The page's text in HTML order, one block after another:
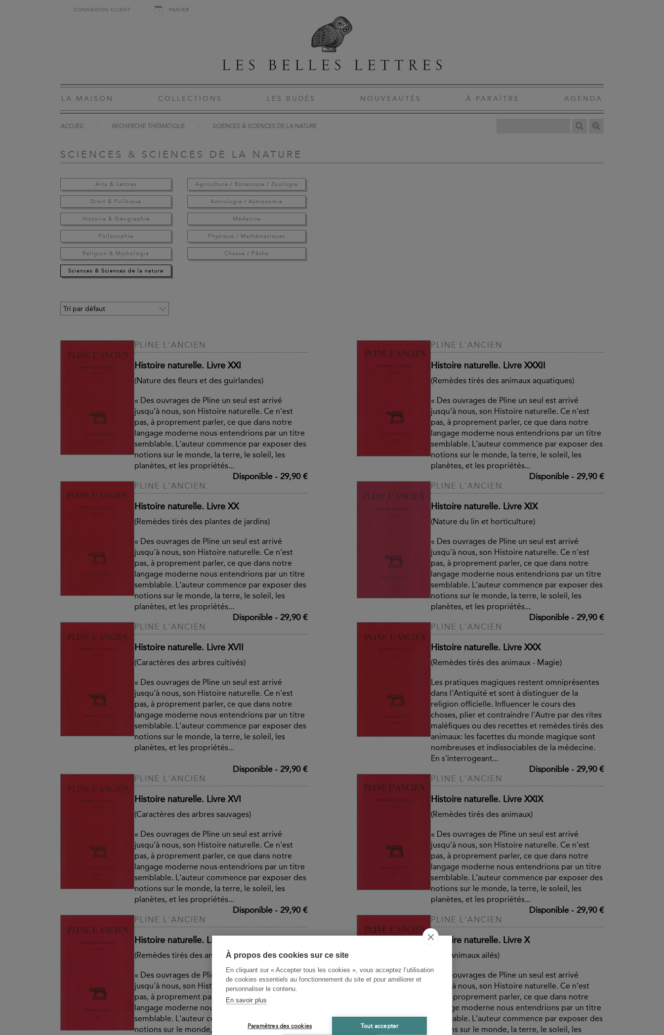
À propos des cookies sur ce site
En cliquant sur « Accepter tous les cookies », vous acceptez l’utilisation
de cookies essentiels au fonctionnement du site et pour améliorer et
personnaliser le contenu.
En savoir plus
Paramètres des cookies Tout accepter
CONNEXION CLIENT PANIER
LA MAISON COLLECTIONS LES BUDÉS NOUVEAUTÉS À PARAÎTRE AGENDA
ACCUEIL RECHERCHE THÉMATIQUE SCIENCES & SCIENCES DE LA NATURE
SCIENCES & SCIENCES DE LA NATURE
Arts & Lettres
Droit & Politique
Histoire & Géographie
Philosophie
Religion & Mythologie
Sciences & Sciences de la nature
Agriculture / Botanique / Zoologie
Astrologie / Astronomie
Médecine
Physique / Mathématiques
Chasse / Pêche
PLINE L'ANCIEN
Histoire naturelle. Livre XXI
(Nature des fleurs et des guirlandes)
« Des ouvrages de Pline un seul est arrivé
jusqu'à nous, son Histoire naturelle. Ce n'est
pas, à proprement parler, ce que dans notre
langage moderne nous entendrions par un titre
semblable. L'auteur commence par exposer des
notions sur le monde, la terre, le soleil, les
planètes, et les propriétés...
Disponible- 29,90 €
PLINE L'ANCIEN
Histoire naturelle. Livre XXXII
(Remèdes tirés des animaux aquatiques)
« Des ouvrages de Pline un seul est arrivé
jusqu'à nous, son Histoire naturelle. Ce n'est
pas, à proprement parler, ce que dans notre
langage moderne nous entendrions par un titre
semblable. L'auteur commence par exposer des
notions sur le monde, la terre, le soleil, les
planètes, et les propriétés...
Disponible- 29,90 €
PLINE L'ANCIEN
Histoire naturelle. Livre XX
(Remèdes tirés des plantes de jardins)
« Des ouvrages de Pline un seul est arrivé
jusqu'à nous, son Histoire naturelle. Ce n'est
pas, à proprement parler, ce que dans notre
langage moderne nous entendrions par un titre
semblable. L'auteur commence par exposer des
notions sur le monde, la terre, le soleil, les
planètes, et les propriétés...
Disponible- 29,90 €
PLINE L'ANCIEN
Histoire naturelle. Livre XIX
(Nature du lin et horticulture)
« Des ouvrages de Pline un seul est arrivé
jusqu'à nous, son Histoire naturelle. Ce n'est
pas, à proprement parler, ce que dans notre
langage moderne nous entendrions par un titre
semblable. L'auteur commence par exposer des
notions sur le monde, la terre, le soleil, les
planètes, et les propriétés...
Disponible- 29,90 €
PLINE L'ANCIEN
Histoire naturelle. Livre XVII
(Caractères des arbres cultivés)
« Des ouvrages de Pline un seul est arrivé
jusqu'à nous, son Histoire naturelle. Ce n'est
pas, à proprement parler, ce que dans notre
langage moderne nous entendrions par un titre
semblable. L'auteur commence par exposer des
notions sur le monde, la terre, le soleil, les
planètes, et les propriétés...
Disponible- 29,90 €
PLINE L'ANCIEN
Histoire naturelle. Livre XXX
(Remèdes tirés des animaux - Magie)
Les pratiques magiques restent omniprésentes
dans l'Antiquité et sont à distinguer de la
religion officielle. Influencer le cours des
choses, plier et contraindre l'Autre par des rites
maléfiques ou des recettes et remèdes tirés des
animaux: les facettes du monde magique sont
nombreuses et indissociables de la médecine.
En s'interrogeant...
Disponible- 29,90 €
PLINE L'ANCIEN
Histoire naturelle. Livre XVI
(Caractères des arbres sauvages)
« Des ouvrages de Pline un seul est arrivé
jusqu'à nous, son Histoire naturelle. Ce n'est
pas, à proprement parler, ce que dans notre
langage moderne nous entendrions par un titre
semblable. L'auteur commence par exposer des
notions sur le monde, la terre, le soleil, les
planètes, et les propriétés...
Disponible- 29,90 €
PLINE L'ANCIEN
Histoire naturelle. Livre XXIX
(Remèdes tirés des animaux)
« Des ouvrages de Pline un seul est arrivé
jusqu'à nous, son Histoire naturelle. Ce n'est
pas, à proprement parler, ce que dans notre
langage moderne nous entendrions par un titre
semblable. L'auteur commence par exposer des
notions sur le monde, la terre, le soleil, les
planètes, et les propriétés...
Disponible- 29,90 €
PLINE L'ANCIEN
Histoire naturelle. Livre XXVIII
(Remèdes tirés des animaux)
« Des ouvrages de Pline un seul est arrivé
jusqu'à nous, son Histoire naturelle. Ce n'est
pas, à proprement parler, ce que dans notre
langage moderne nous entendrions par un titre
semblable. L'auteur commence par exposer des
notions sur le monde, la terre, le soleil, les
PLINE L'ANCIEN
Histoire naturelle. Livre X
(Des Animaux ailés)
« Des ouvrages de Pline un seul est arrivé
jusqu'à nous, son Histoire naturelle. Ce n'est
pas, à proprement parler, ce que dans notre
langage moderne nous entendrions par un titre
semblable. L'auteur commence par exposer des
notions sur le monde, la terre, le soleil, les